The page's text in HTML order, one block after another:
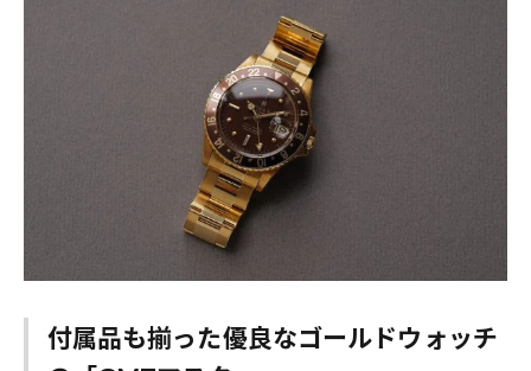
付属品も揃った優良なゴールドウォッチ